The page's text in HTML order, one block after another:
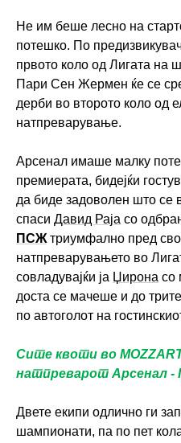
Не им беше лесно на
потешко. По
првото коло од Лигата на
Пари Сен Жермен ќе се
дерби во второто коло од
натпреварување.
Арсенал имаше малку
премиерата, бидејќи
да биде задоволен што се
спаси Давид Раја со
ПСЖтриумфално пред
натпреварувањето во
совладувајќи ја Џирона со
доста се мачеше и до
по автоголот на
Сите квоти во
натпреварот Арсенал
Двете екипи одлично ги
шампионати, па по пет